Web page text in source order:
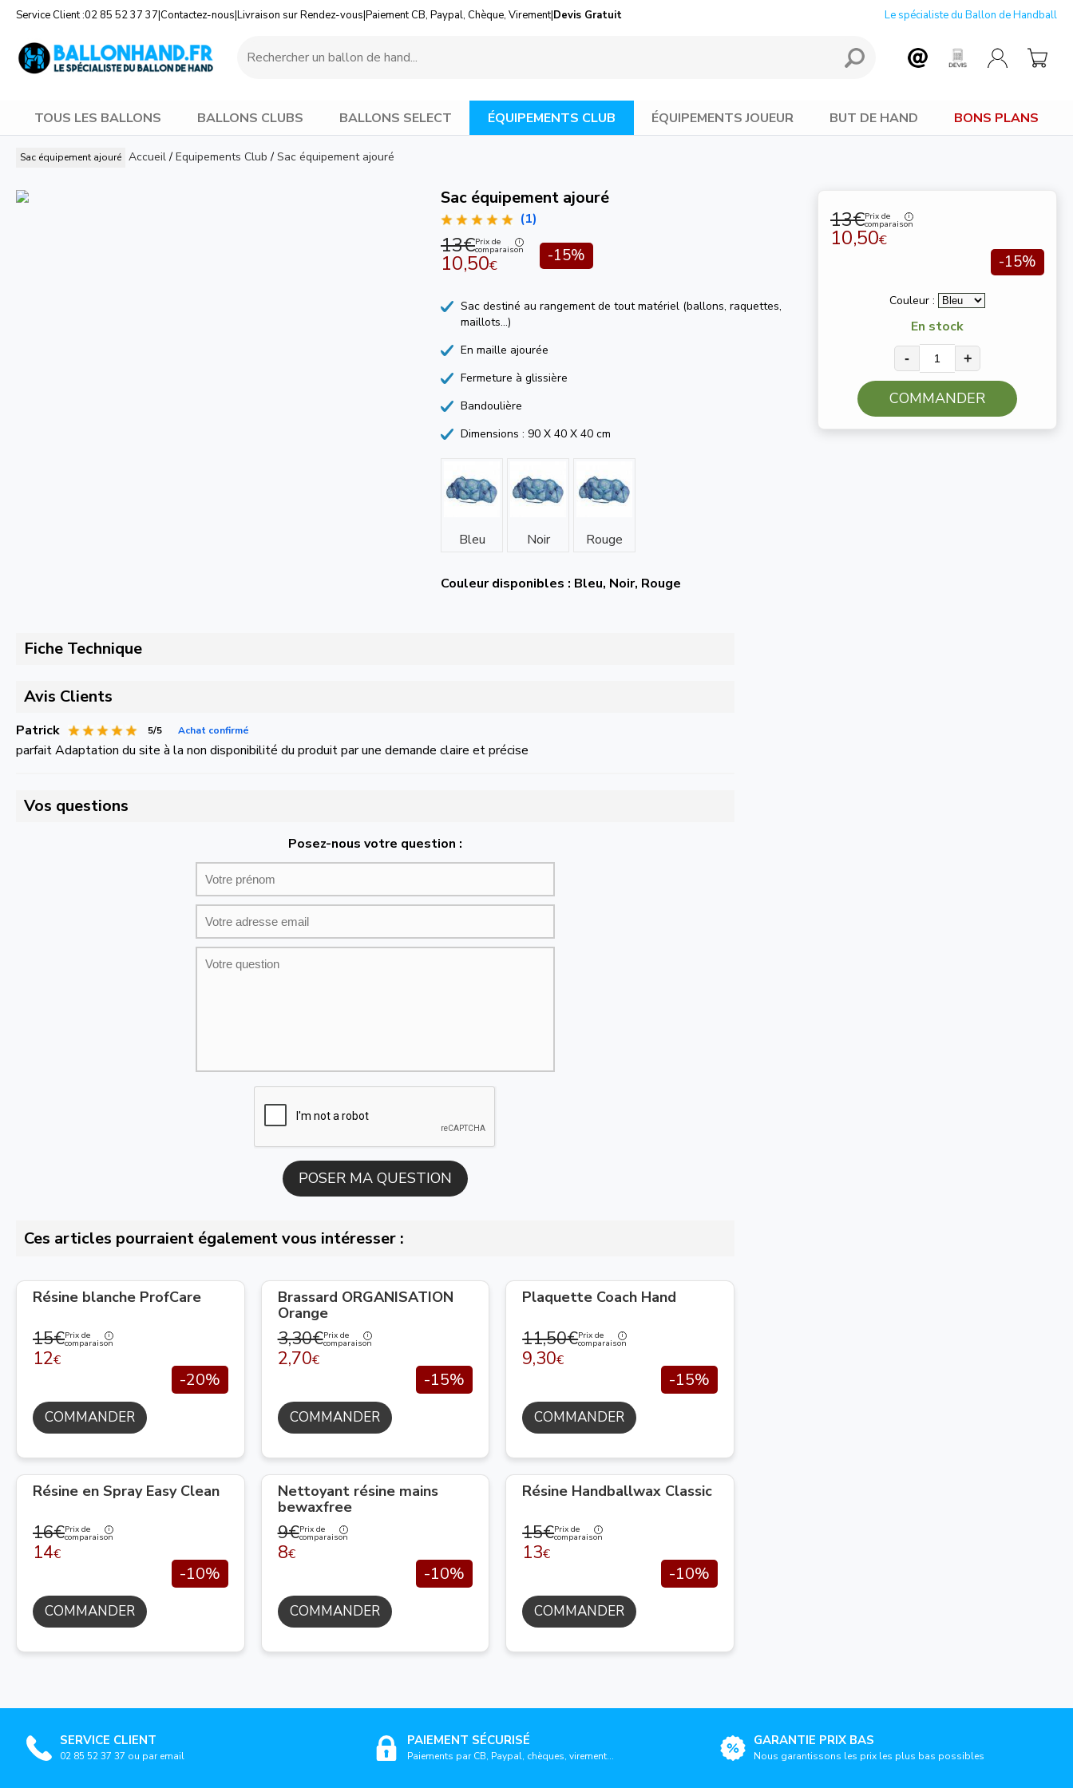
Service Client :02 85 52 37 37|Contactez-nous|Livraison sur Rendez-vous|Paiement CB, Paypal, Chèque, Virement|Devis Gratuit Le spécialiste du Ballon de Handball
TOUS LES BALLONS BALLONS CLUBS BALLONS SELECT ÉQUIPEMENTS CLUB ÉQUIPEMENTS JOUEUR BUT DE HAND BONS PLANS
Sac équipement ajouré Accueil/ Equipements Club / Sac équipement ajouré
13€Prix de
comparaison
10,50€
-15%
Couleur :
En stock
- +
COMMANDER
Sac équipement ajouré
(1)
13€Prix de
comparaison
10,50€ -15%
Sac destiné au rangement de tout matériel (ballons, raquettes,
maillots...)
En maille ajourée
Fermeture à glissière
Bandoulière
Dimensions : 90 X 40 X 40 cm
Bleu Noir Rouge
Couleur disponibles : Bleu, Noir, Rouge
Fiche Technique
Avis Clients
Patrick 5/5 Achat confirmé
parfait Adaptation du site à la non disponibilité du produit par une demande claire et précise
Vos questions
Posez-nous votre question :
Ces articles pourraient également vous intéresser :
Résine blanche ProfCare
15€Prix de
comparaison
12€
-20%
COMMANDER
Brassard ORGANISATION
Orange
3,30€Prix de
comparaison
2,70€
-15%
COMMANDER
Plaquette Coach Hand
11,50€Prix de
comparaison
9,30€
-15%
COMMANDER
Résine en Spray Easy Clean
16€Prix de
comparaison
14€
-10%
COMMANDER
Nettoyant résine mains
bewaxfree
9€Prix de
comparaison
8€
-10%
COMMANDER
Résine Handballwax Classic
15€Prix de
comparaison
13€
-10%
COMMANDER
SERVICE CLIENT
02 85 52 37 37 ou par email
PAIEMENT SÉCURISÉ
Paiements par CB, Paypal, chèques, virement...
GARANTIE PRIX BAS
Nous garantissons les prix les plus bas possibles